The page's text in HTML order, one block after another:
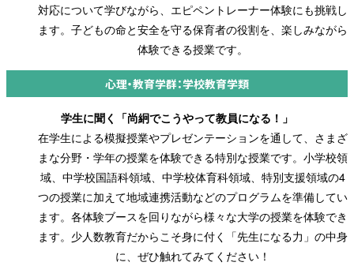
対応について学びながら、エピペントレーナー体験にも挑戦し
ます。子どもの命と安全を守る保育者の役割を、楽しみながら
体験できる授業です。
心理・教育学群：学校教育学類
学生に聞く「尚絅でこうやって教員になる！」
在学生による模擬授業やプレゼンテーションを通して、さまざ
まな分野・学年の授業を体験できる特別な授業です。小学校領
域、中学校国語科領域、中学校体育科領域、特別支援領域の4
つの授業に加えて地域連携活動などのプログラムを準備してい
ます。各体験ブースを回りながら様々な大学の授業を体験でき
ます。少人数教育だからこそ身に付く「先生になる力」の中身
に、ぜひ触れてみてください！